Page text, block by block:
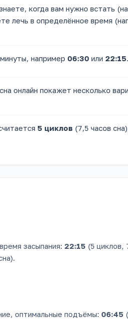
когда вам нужно встать
лечь в определённое время
например 06:30 или 22:15.
онлайн покажет несколько
5 циклов (7,5 часов
засыпания: 22:15 (5 циклов,
оптимальные подъёмы: 06:45